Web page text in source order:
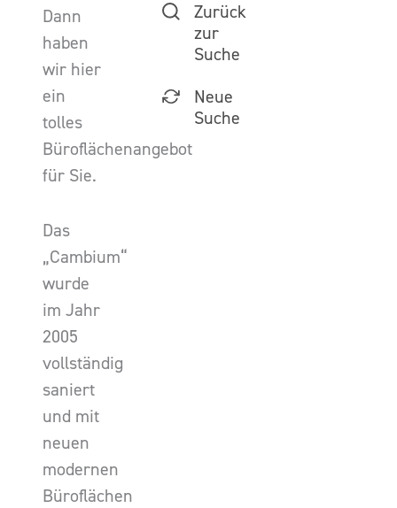
Dann
haben
wir hier
ein
tolles
Büroflächenangebot
für Sie.
Das
„Cambium“
wurde
im Jahr
2005
vollständig
saniert
und mit
neuen
modernen
Büroflächen
Zurück
zur
Suche
Neue
Suche